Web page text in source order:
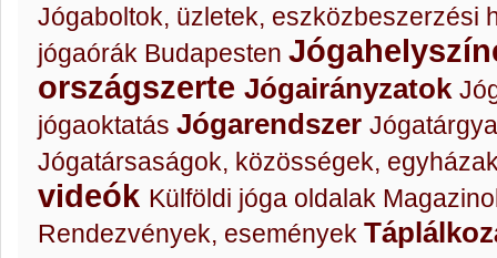
Jógaboltok, üzletek, eszközbeszerzési
jógaórák Budapesten
országszerte Jógairányzatok
jógaoktatás Jógarendszer
Jógatársaságok, közösségek,
videók Külföldi jóga oldalak
Rendezvények, események